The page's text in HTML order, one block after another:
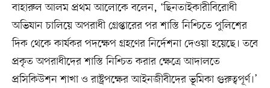
বাহারুল আলম প্রথম আলোকে বলেন, ‘ছিনতাইকারীবিরোধী
অভিযান চালিয়ে অপরাধী গ্রেপ্তারের পর শাস্তি নিশ্চিতে পুলিশের
দিক থেকে কার্যকর পদক্ষেপ গ্রহণের নির্দেশনা দেওয়া হয়েছে। তবে
প্রকৃত অপরাধীদের শাস্তি নিশ্চিত করার ক্ষেত্রে আদালতে
প্রসিকিউশন শাখা ও রাষ্ট্রপক্ষের আইনজীবীদের ভূমিকা গুরুত্বপূর্ণ।’